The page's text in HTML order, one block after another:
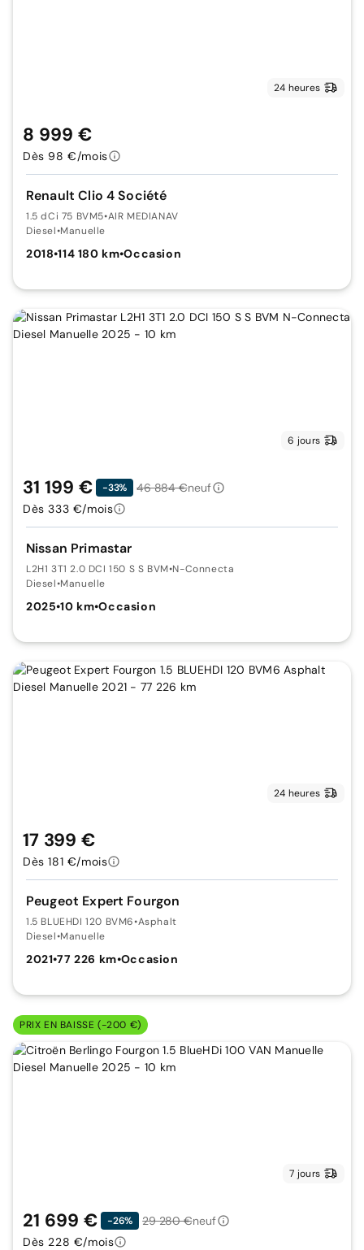
24 heures
Renault Clio 4 Société
1.5 dCi 75 BVM5•AIR MEDIANAV
Diesel•Manuelle
2018•114 180 km•Occasion
8 999 €
Dès 98 €/mois
6 jours
Nissan Primastar
L2H1 3T1 2.0 DCI 150 S S BVM•N-Connecta
Diesel•Manuelle
2025•10 km•Occasion
31 199 € -33% 46 884 €neuf
Dès 333 €/mois
24 heures
Peugeot Expert Fourgon
1.5 BLUEHDI 120 BVM6•Asphalt
Diesel•Manuelle
2021•77 226 km•Occasion
17 399 €
Dès 181 €/mois
PRIX EN BAISSE (-200 €)
7 jours
21 699 € -26% 29 280 €neuf
Dès 228 €/mois